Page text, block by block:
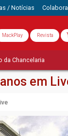
/ Notícias
MackPlay Revista
da Chancelaria
em